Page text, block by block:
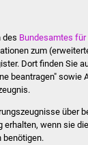
des Bundesamtes
zum
Dort finden Sie
beantragen" sowie
über
erhalten, wenn sie
benötigen.